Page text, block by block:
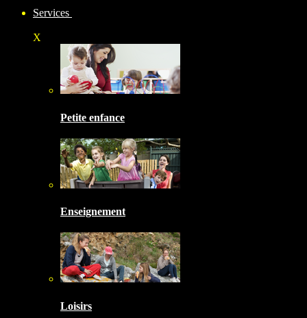
Services
X
Petite enfance
Enseignement
Loisirs